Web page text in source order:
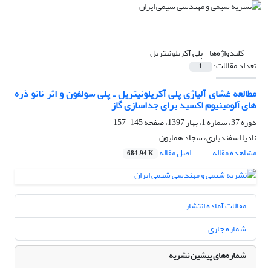
کلیدواژه‌ها =پلی آکریلونیتریل
تعداد مقالات: 1
مطالعه غشای آلیاژی پلی آکریلونیتریل ـ پلی سولفون و اثر نانو ذره
های آلومینیوم اکسید برای جداسازی گاز
دوره 37، شماره 1، بهار 1397، صفحه
145-157
نادیا اسفندیاری، سجاد همایون
مشاهده مقاله
اصل مقاله 684.94 K
مقالات آماده انتشار
شماره جاری
شماره‌های پیشین نشریه